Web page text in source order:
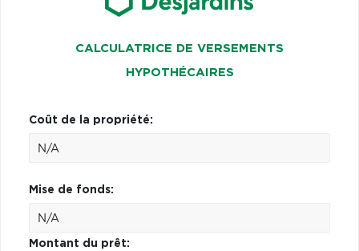
CALCULATRICE DE VERSEMENTS
HYPOTHÉCAIRES
Coût de la propriété:
Mise de fonds:
Montant du prêt: